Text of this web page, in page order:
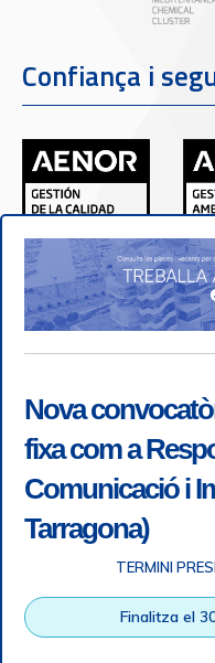
Confiança i
Accessibilitat |Nota legal
Nova
fixa com a
Comunicació i
Tarragona)
TERMINI
Finalitza el